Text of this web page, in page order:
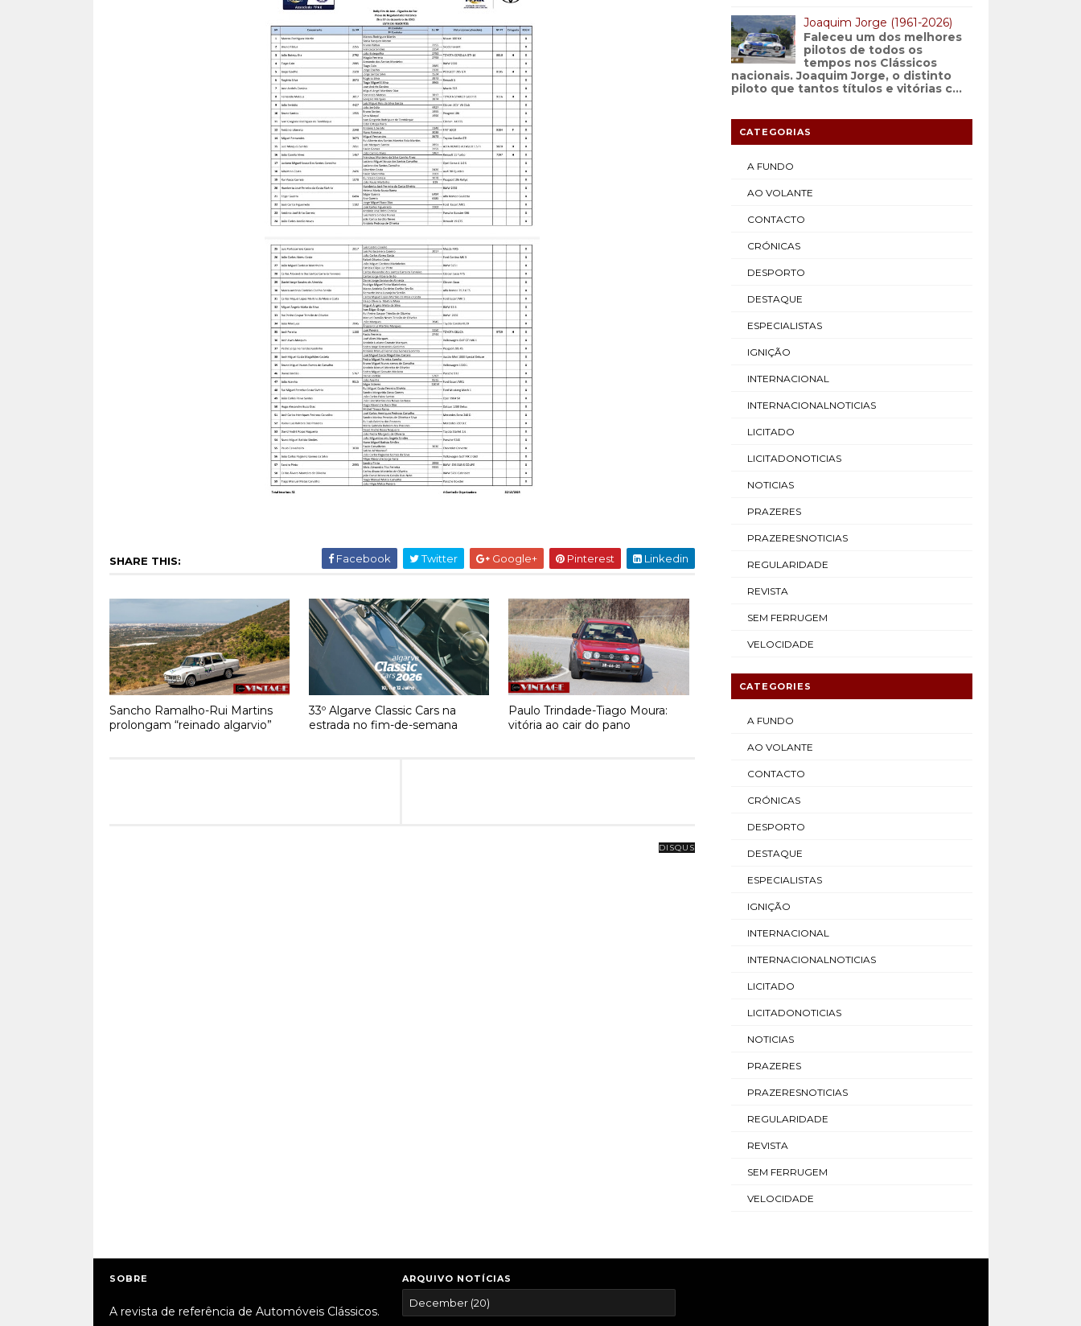
SHARE THIS: Facebook Twitter Google+ Pinterest Linkedin
Sancho Ramalho-Rui Martins
prolongam “reinado algarvio”
33º Algarve Classic Cars na
estrada no fim-de-semana
Paulo Trindade-Tiago Moura:
vitória ao cair do pano
DISQUS
Joaquim Jorge (1961-2026)
Faleceu um dos melhores
pilotos de todos os
tempos nos Clássicos
nacionais. Joaquim Jorge, o distinto
piloto que tantos títulos e vitórias c...
CATEGORIAS
A FUNDO
AO VOLANTE
CONTACTO
CRÓNICAS
DESPORTO
DESTAQUE
ESPECIALISTAS
IGNIÇÃO
INTERNACIONAL
INTERNACIONALNOTICIAS
LICITADO
LICITADONOTICIAS
NOTICIAS
PRAZERES
PRAZERESNOTICIAS
REGULARIDADE
REVISTA
SEM FERRUGEM
VELOCIDADE
CATEGORIES
A FUNDO
AO VOLANTE
CONTACTO
CRÓNICAS
DESPORTO
DESTAQUE
ESPECIALISTAS
IGNIÇÃO
INTERNACIONAL
INTERNACIONALNOTICIAS
LICITADO
LICITADONOTICIAS
NOTICIAS
PRAZERES
PRAZERESNOTICIAS
REGULARIDADE
REVISTA
SEM FERRUGEM
VELOCIDADE
SOBRE
A revista de referência de Automóveis Clássicos.
ARQUIVO NOTÍCIAS